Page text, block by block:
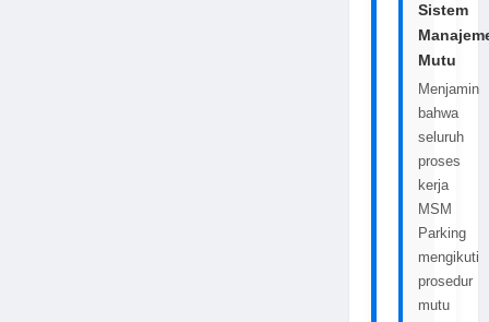
Sistem
Mutu
Menjamin
bahwa
seluruh
proses
kerja
MSM
Parking
mengikuti
prosedur
mutu